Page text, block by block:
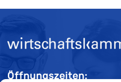
Öffnungszeiten: